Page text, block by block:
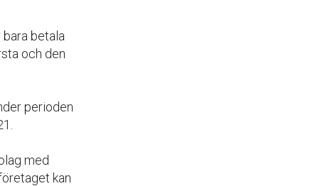
betala
och den
perioden
med
kan